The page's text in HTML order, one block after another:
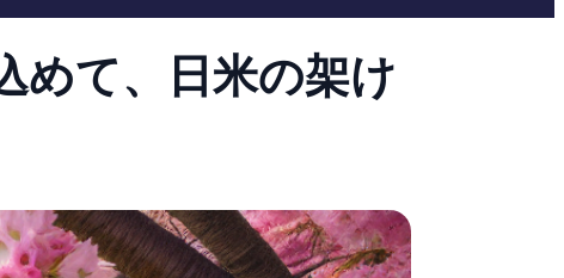
めて、日米の架け